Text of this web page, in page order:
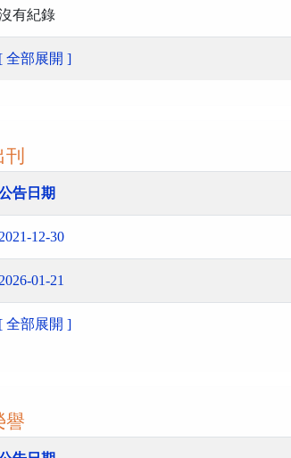
有紀錄
[ 全部展開 ]
刊
告日期
2021-12-30
2026-01-21
[ 全部展開 ]
譽